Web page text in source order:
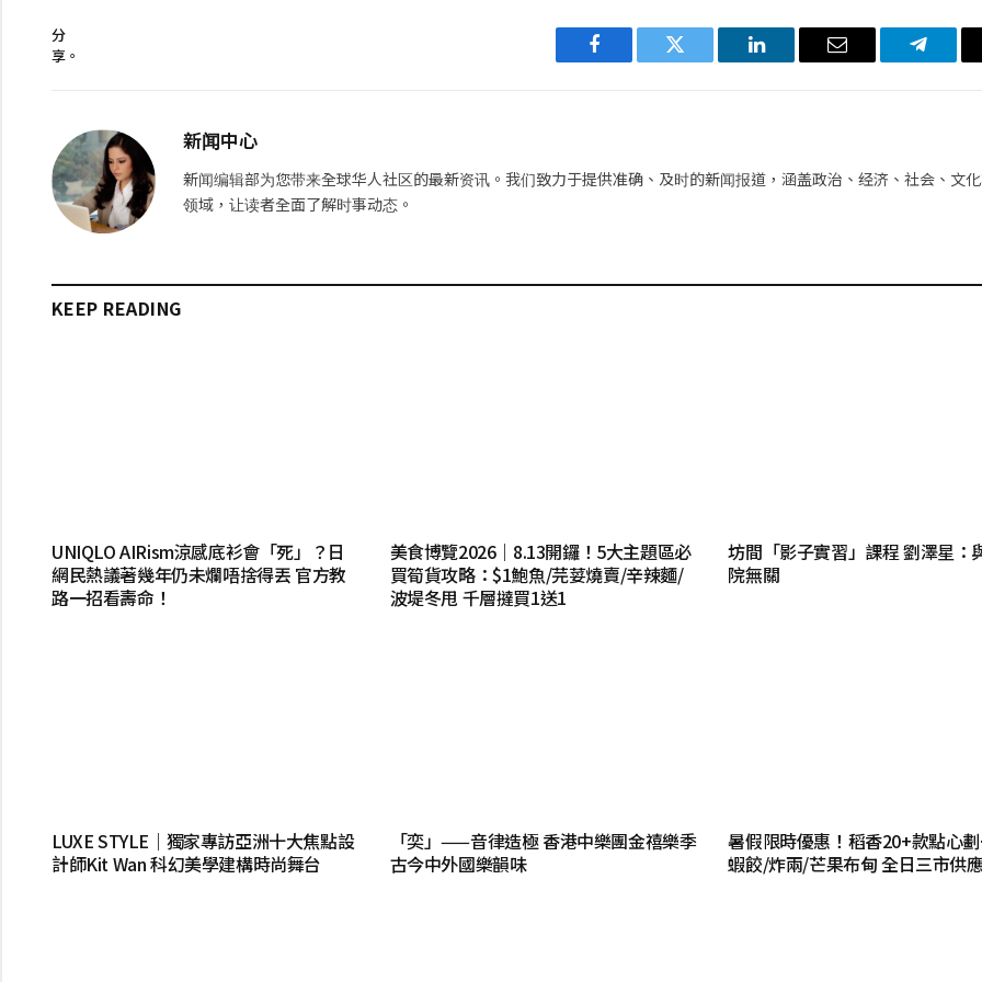
分
享。
Facebook Twitter LinkedIn 电
新闻中心
新闻编辑部为您带来全球华人社区的最新资讯。我们致力于提供准确、及时的新闻报道，涵盖政治、经济、社会、文
领域，让读者全面了解时事动态。
KEEP READING
UNIQLO AIRism涼感底衫會「死」？日
網民熱議著幾年仍未爛唔捨得丟 官方教
路一招看壽命！
美食博覽2026｜8.13開鑼！5大主題區必
買筍貨攻略：$1鮑魚/芫荽燒賣/辛辣麵/
波堤冬甩 千層撻買1送1
坊間「影子實習」課程 劉澤星：
院無關
LUXE STYLE｜獨家專訪亞洲十大焦點設
計師Kit Wan 科幻美學建構時尚舞台
「奕」——音律造極 香港中樂團金禧樂季
古今中外國樂韻味
暑假限時優惠！稻香20+款點心
蝦餃/炸兩/芒果布甸 全日三市供